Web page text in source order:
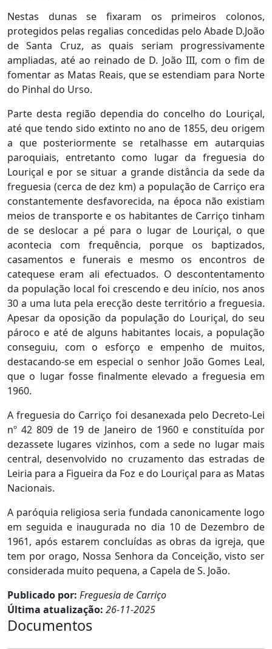
Nestas dunas se fixaram os primeiros colonos,
protegidos pelas regalias concedidas pelo Abade D.João
de Santa Cruz, as quais seriam progressivamente
ampliadas, até ao reinado de D. João III, com o fim de
fomentar as Matas Reais, que se estendiam para Norte
do Pinhal do Urso.
Parte desta região dependia do concelho do Louriçal,
até que tendo sido extinto no ano de 1855, deu origem
a que posteriormente se retalhasse em autarquias
paroquiais, entretanto como lugar da freguesia do
Louriçal e por se situar a grande distância da sede da
freguesia (cerca de dez km) a população de Carriço era
constantemente desfavorecida, na época não existiam
meios de transporte e os habitantes de Carriço tinham
de se deslocar a pé para o lugar de Louriçal, o que
acontecia com frequência, porque os baptizados,
casamentos e funerais e mesmo os encontros de
catequese eram ali efectuados. O descontentamento
da população local foi crescendo e deu início, nos anos
30 a uma luta pela erecção deste território a freguesia.
Apesar da oposição da população do Louriçal, do seu
pároco e até de alguns habitantes locais, a população
conseguiu, com o esforço e empenho de muitos,
destacando-se em especial o senhor João Gomes Leal,
que o lugar fosse finalmente elevado a freguesia em
1960.
A freguesia do Carriço foi desanexada pelo Decreto-Lei
nº 42 809 de 19 de Janeiro de 1960 e constituída por
dezassete lugares vizinhos, com a sede no lugar mais
central, desenvolvido no cruzamento das estradas de
Leiria para a Figueira da Foz e do Louriçal para as Matas
Nacionais.
A paróquia religiosa seria fundada canonicamente logo
em seguida e inaugurada no dia 10 de Dezembro de
1961, após estarem concluídas as obras da igreja, que
tem por orago, Nossa Senhora da Conceição, visto ser
considerada muito pequena, a Capela de S. João.
Publicado por: Freguesia de Carriço
Última atualização: 26-11-2025
Documentos